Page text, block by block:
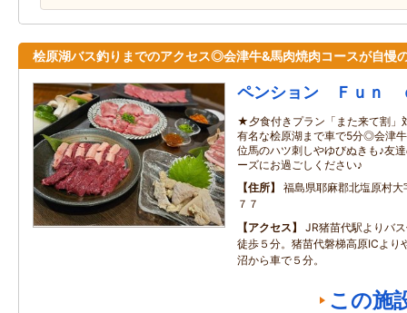
桧原湖バス釣りまでのアクセス◎会津牛&馬肉焼肉コースが自慢
ペンション Ｆｕｎ
★夕食付きプラン「また来て割
有名な桧原湖まで車で5分◎会津
位馬のハツ刺しやゆびぬきも♪友
ーズにお過ごしください♪
住所
福島県耶麻郡北塩原村
７７
アクセス
JR猪苗代駅よりバ
徒歩５分。猪苗代磐梯高原ICより
沼から車で５分。
この施